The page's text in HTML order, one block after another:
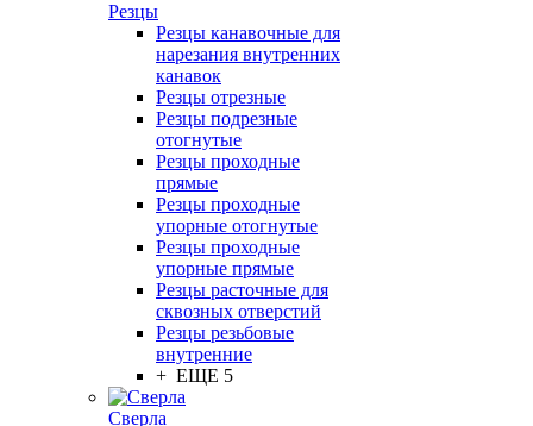
Резцы
Резцы канавочные для
нарезания внутренних
канавок
Резцы отрезные
Резцы подрезные
отогнутые
Резцы проходные
прямые
Резцы проходные
упорные отогнутые
Резцы проходные
упорные прямые
Резцы расточные для
сквозных отверстий
Резцы резьбовые
внутренние
+ ЕЩЕ 5
Сверла